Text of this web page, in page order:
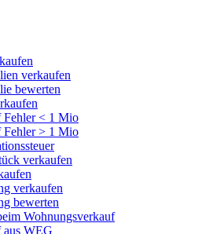
verkaufen
bewerten
Fehler < 1 Mio
Fehler > 1 Mio
verkaufen
verkaufen
bewerten
Wohnungsverkauf
aus WEG